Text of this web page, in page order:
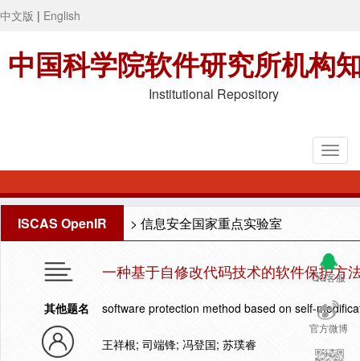
中文版 | English
中国科学院软件研究所机构
Institutional Repository
ISCAS OpenIR > 信息安全国家重点实验室
QQ客服
官方微博
一种基于自修改代码技术的软件保护方
其他题名 software protection method based on self-
王祥根; 司端锋; 冯登国; 苏璞睿